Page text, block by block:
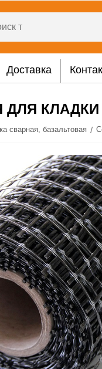
Доставка
КЛАДКИ
сварная, базальтовая /